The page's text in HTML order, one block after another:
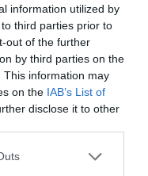
information utilized by
third parties prior to
out of the further
by third parties on the
This information may
on the IAB’s List of
disclose it to other
elektryczny
UP 2.4